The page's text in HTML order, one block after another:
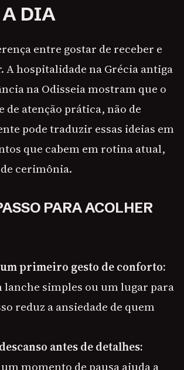
DIA
entre gostar de receber e
A hospitalidade na Grécia antiga
na Odisseia mostram que o
de atenção prática, não de
pode traduzir essas ideias em
que cabem em rotina atual,
cerimônia.
PARA ACOLHER
primeiro gesto de conforto:
lanche simples ou um lugar para
reduz a ansiedade de quem
antes de detalhes:
momento de pausa ajuda a